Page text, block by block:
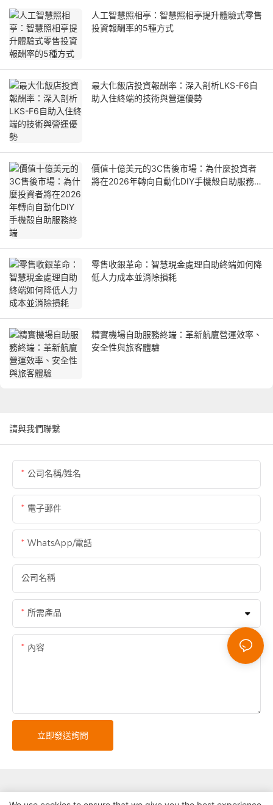
人工智慧照相亭：智慧照相亭提升體驗式零售
投資報酬率的5種方式
最大化飯店投資報酬率：深入剖析LKS-F6自
助入住終端的技術與營運優勢
價值十億美元的3C售後市場：為什麼投資者
將在2026年轉向自動化DIY手機殼自助服務終
零售收銀革命：智慧現金處理自助終端如何降
低人力成本並消除損耗
精實機場自助服務終端：革新航廈營運效率、
安全性與旅客體驗
請與我們聯繫
公司名稱/姓名
電子郵件
WhatsApp/電話
公司名稱
所需產品
內容
立即發送詢問